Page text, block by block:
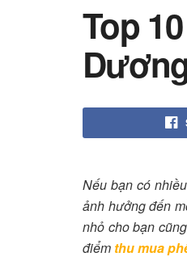
Top
Nếu bạn có
ảnh hưởng đến
nhỏ cho bạn
điểm thu mua